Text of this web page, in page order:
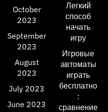
October
2023
September
2023
August
2023
July 2023
June 2023
Легкий
способ
начать
игру
Игровые
автоматы
играть
бесплатно
:
сравнение